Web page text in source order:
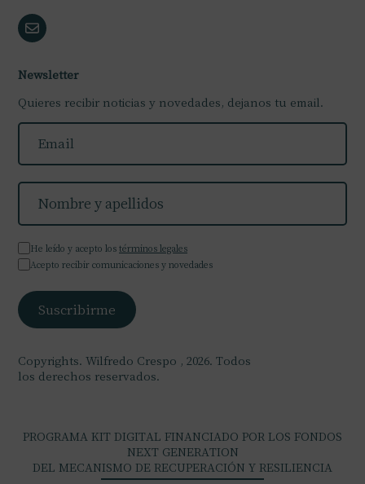
Newsletter
Quieres recibir noticias y novedades, dejanos tu email.
He leído y acepto los términos legales
Acepto recibir comunicaciones y novedades
Copyrights. Wilfredo Crespo , 2026. Todos
los derechos reservados.
PROGRAMA KIT DIGITAL FINANCIADO POR LOS FONDOS
NEXT GENERATION
DEL MECANISMO DE RECUPERACIÓN Y RESILIENCIA